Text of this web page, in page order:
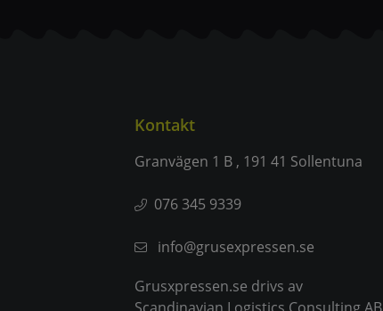
Kontakt
Granvägen 1 B , 191 41 Sollentuna
076 345 9339
info@grusexpressen.se
Grusxpressen.se drivs av